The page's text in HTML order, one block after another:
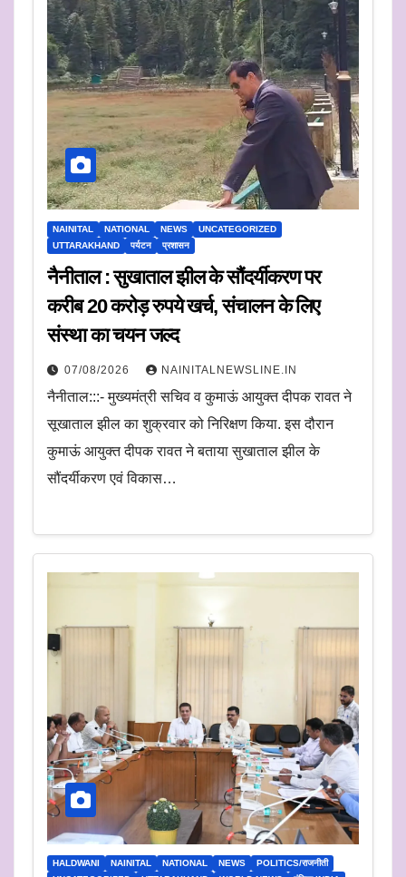
NAINITAL NATIONAL NEWS
UNCATEGORIZED
UTTARAKHAND
पर्यटन प्रशासन
नैनीताल : सुखाताल झील के सौंदर्यीकरण पर
करीब 20 करोड़ रुपये खर्च, संचालन के लिए
संस्था का चयन जल्द
07/08/2026 NAINITALNEWSLINE.IN
नैनीताल:::- मुख्यमंत्री सचिव व कुमाऊं आयुक्त दीपक रावत ने
सूखाताल झील का शुक्रवार को निरिक्षण किया. इस दौरान
कुमाऊं आयुक्त दीपक रावत ने बताया सुखाताल झील के
सौंदर्यीकरण एवं विकास…
HALDWANI NAINITAL NATIONAL NEWS
POLITICS/राजनीती